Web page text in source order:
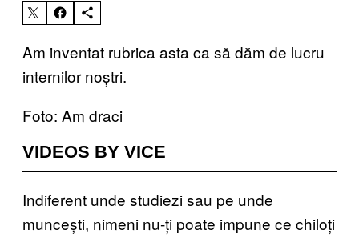
Am inventat rubrica asta ca să dăm de lucru
internilor noștri.
Foto: Am draci
VIDEOS BY VICE
Indiferent unde studiezi sau pe unde
muncești, nimeni nu-ți poate impune ce chiloți